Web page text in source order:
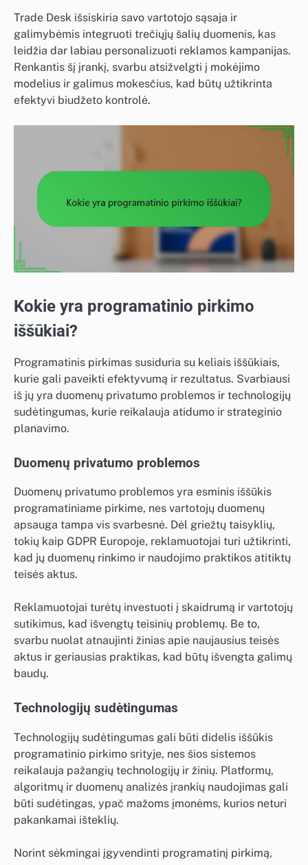
Trade Desk išsiskiria savo vartotojo sąsaja ir
galimybėmis integruoti trečiųjų šalių duomenis, kas
leidžia dar labiau personalizuoti reklamos kampanijas.
Renkantis šį įrankį, svarbu atsižvelgti į mokėjimo
modelius ir galimus mokesčius, kad būtų užtikrinta
efektyvi biudžeto kontrolė.
Kokie yra programatinio pirkimo
iššūkiai?
Programatinis pirkimas susiduria su keliais iššūkiais,
kurie gali paveikti efektyvumą ir rezultatus. Svarbiausi
iš jų yra duomenų privatumo problemos ir technologijų
sudėtingumas, kurie reikalauja atidumo ir strateginio
planavimo.
Duomenų privatumo problemos
Duomenų privatumo problemos yra esminis iššūkis
programatiniame pirkime, nes vartotojų duomenų
apsauga tampa vis svarbesnė. Dėl griežtų taisyklių,
tokių kaip GDPR Europoje, reklamuotojai turi užtikrinti,
kad jų duomenų rinkimo ir naudojimo praktikos atitiktų
teisės aktus.
Reklamuotojai turėtų investuoti į skaidrumą ir vartotojų
sutikimus, kad išvengtų teisinių problemų. Be to,
svarbu nuolat atnaujinti žinias apie naujausius teisės
aktus ir geriausias praktikas, kad būtų išvengta galimų
baudų.
Technologijų sudėtingumas
Technologijų sudėtingumas gali būti didelis iššūkis
programatinio pirkimo srityje, nes šios sistemos
reikalauja pažangių technologijų ir žinių. Platformų,
algoritmų ir duomenų analizės įrankių naudojimas gali
būti sudėtingas, ypač mažoms įmonėms, kurios neturi
pakankamai išteklių.
Norint sėkmingai įgyvendinti programatinį pirkimą,